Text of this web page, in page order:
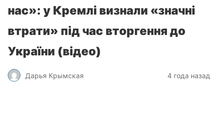
нас»: у Кремлі визнали «значні
втрати» під час вторгення до
України (відео)
Дарья Крымская 4 года назад